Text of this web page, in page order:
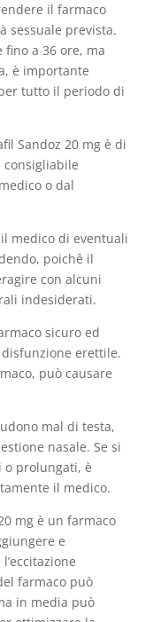
il farmaco
sessuale prevista.
fino a 36 ore, ma
è importante
tutto il periodo di
Sandoz 20 mg è di
consigliabile
o dal
medico di eventuali
poichê il
con alcuni
indesiderati.
sicuro ed
erettile.
può causare
mal di testa,
nasale. Se si
o prolungati, è
il medico.
mg è un farmaco
e
farmaco può
in media può